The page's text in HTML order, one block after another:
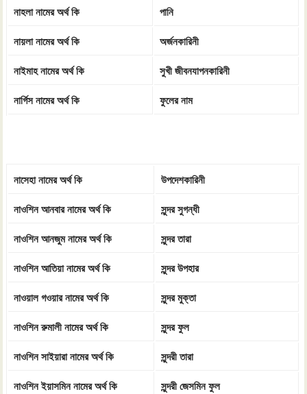
নাহলা নামের অর্থ কি পানি
নায়লা নামের অর্থ কি অর্জনকারিনী
নাইমাহ নামের অর্থ কি সুখী জীবনযাপনকারিনী
নার্গিস নামের অর্থ কি ফুলের নাম
নাসেহা নামের অর্থ কি উপদেশকারিনী
নাওশিন আনবার নামের অর্থ কি সুন্দর সুগন্ধী
নাওশিন আনজুম নামের অর্থ কি সুন্দর তারা
নাওশিন আতিয়া নামের অর্থ কি সুন্দর উপহার
নাওয়াল গওয়ার নামের অর্থ কি সুন্দর মুক্তা
নাওশিন রুমালী নামের অর্থ কি সুন্দর ফুল
নাওশিন সাইয়ারা নামের অর্থ কি সুন্দরী তারা
নাওশিন ইয়াসমিন নামের অর্থ কি সুন্দরী জেসমিন ফুল